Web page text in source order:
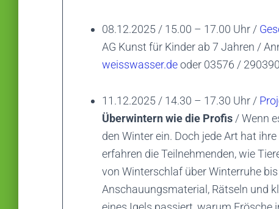
08.12.2025 / 15.00 – 17.00 Uhr /
AG Kunst für Kinder ab 7 Jahren /
weisswasser.deoder 03576 / 290390
11.12.2025 / 14.30 – 17.30 Uhr /
Überwintern wie die Profis / Wenn
den Winter ein. Doch jede Art hat
erfahren die Teilnehmenden, wie
von Winterschlaf über Winterruhe
Anschauungsmaterial, Rätseln und